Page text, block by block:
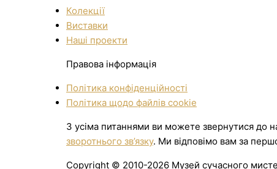
Колекції
Виставки
Нашi проекти
Правова інформація
Політика конфіденційності
Політика щодо файлів cookie
З усіма питаннями ви можете звернутися до
зворотнього зв’язку. Ми відповімо вам за
Copyright © 2010-2026 Музей сучасного